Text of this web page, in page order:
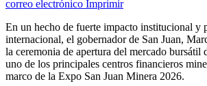
correo electrónico Imprimir
En un hecho de fuerte impacto institucional y
internacional, el gobernador de San Juan,
la ceremonia de apertura del mercado
uno de los principales centros financieros
marco de la Expo San Juan Minera 2026.